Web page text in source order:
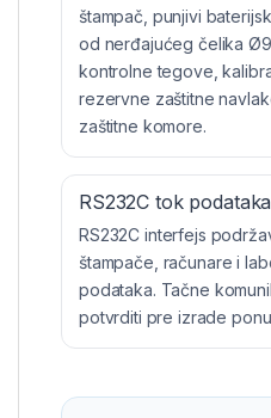
štampač, punjivi
od nerđajućeg čelika
kontrolne tegove,
rezervne zaštitne
zaštitne komore.
RS232C tok podataka
RS232C interfejs
štampače, računare i
podataka. Tačne
potvrditi pre izrade